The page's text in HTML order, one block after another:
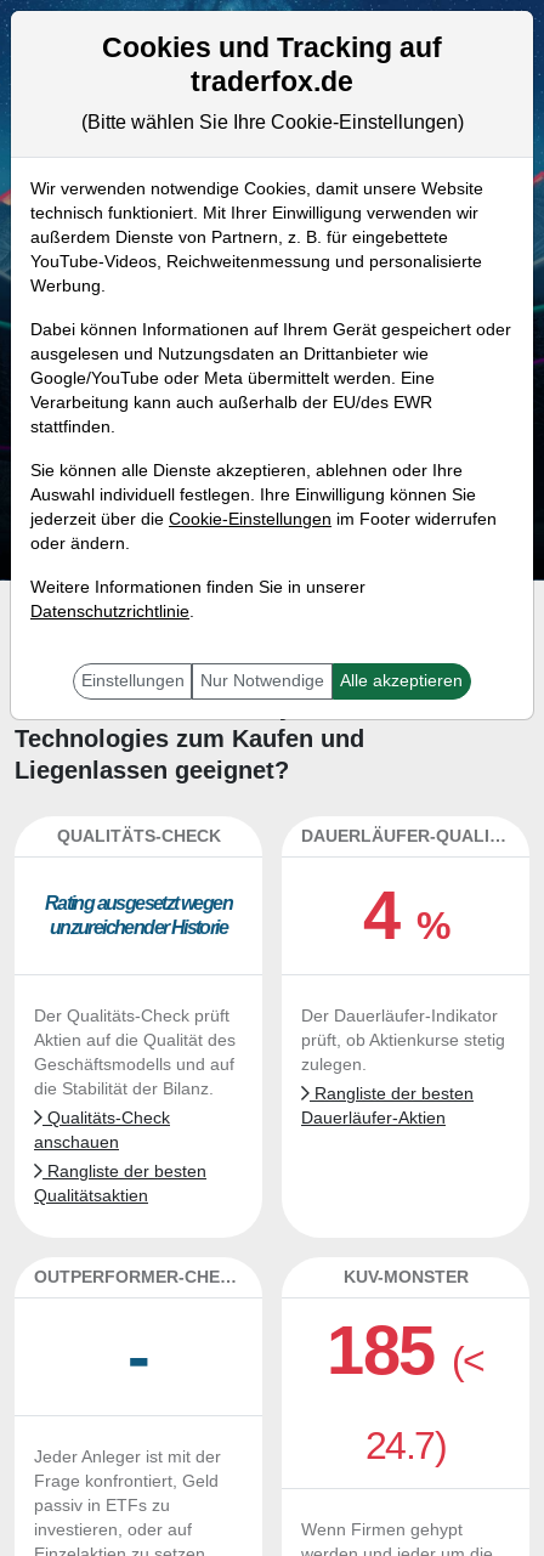
Aktien- und Artikelsuche
A2QPLB | 0AY–PureCycle
Technologies Aktie
Realtime-Aktienkurs:
- - -
-
Marktkapitalisierung 1,54 Mrd. USD
Unternehmenswert
Umsatz 8,36 Mio. USD
Investment-Check:
Kaufempfehlung?
Ist die Aktie von PureCycle
Technologies zum Kaufen und
Liegenlassen geeignet?
QUALITÄTS-CHECK
Ra­ting aus­ge­setzt we­gen
un­zu­rei­chen­der His­to­rie
Der Qualitäts-Check prüft
Aktien auf die Qualität des
Geschäftsmodells und auf
die Stabilität der Bilanz.
Qualitäts-Check
anschauen
Rangliste der besten
Qualitätsaktien
DAUERLÄUFER-QUALITÄTEN
4 %
Der Dauerläufer-Indikator
prüft, ob Aktienkurse stetig
zulegen.
Rangliste der besten
Dauerläufer-Aktien
OUTPERFORMER-CHECK
-
Jeder Anleger ist mit der
Frage konfrontiert, Geld
passiv in ETFs zu
investieren, oder auf
KUV-MONSTER
185 (<
24.7)
Wenn Firmen gehypt
Cookies und Tracking auf
traderfox.de
(Bitte wählen Sie Ihre Cookie-Einstellungen)
Wir verwenden notwendige Cookies, damit unsere Website
technisch funktioniert. Mit Ihrer Einwilligung verwenden wir
außerdem Dienste von Partnern, z. B. für eingebettete
YouTube-Videos, Reichweitenmessung und personalisierte
Werbung.
Dabei können Informationen auf Ihrem Gerät gespeichert oder
ausgelesen und Nutzungsdaten an Drittanbieter wie
Google/YouTube oder Meta übermittelt werden. Eine
Verarbeitung kann auch außerhalb der EU/des EWR
stattfinden.
Sie können alle Dienste akzeptieren, ablehnen oder Ihre
Auswahl individuell festlegen. Ihre Einwilligung können Sie
jederzeit über die Cookie-Einstellungen im Footer widerrufen
oder ändern.
Weitere Informationen finden Sie in unserer
Datenschutzrichtlinie.
Einstellungen Nur Notwendige Alle akzeptieren